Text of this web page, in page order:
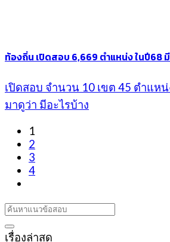
ท้องถิ่น เปิดสอบ 6,669 ตำแหน่ง ในปี68 มี
เปิดสอบ จำนวน 10 เขต 45 ตำแห
มาดูว่า มีอะไรบ้าง
1
2
3
4
เรื่องล่าสุด